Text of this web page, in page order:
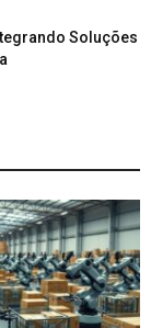
Soluções